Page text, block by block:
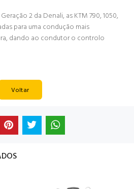
2 da Denali, as KTM 790, 1050,
para uma condução mais
dando ao condutor o controlo
Voltar